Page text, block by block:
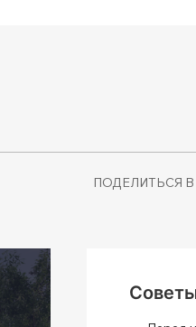
ПОДЕЛИТЬСЯ